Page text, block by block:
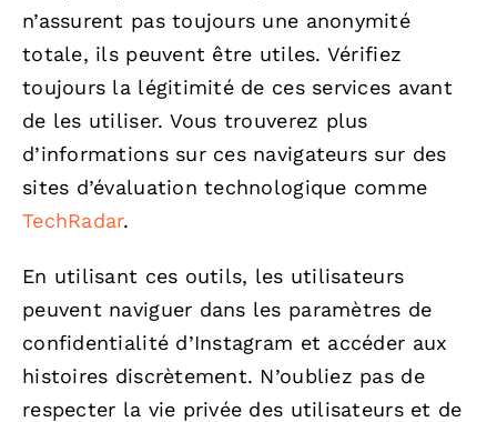
n’assurent pas toujours une anonymité
totale, ils peuvent être utiles. Vérifiez
toujours la légitimité de ces services avant
de les utiliser. Vous trouverez plus
d’informations sur ces navigateurs sur des
sites d’évaluation technologique comme
TechRadar.
En utilisant ces outils, les utilisateurs
peuvent naviguer dans les paramètres de
confidentialité d’Instagram et accéder aux
histoires discrètement. N’oubliez pas de
respecter la vie privée des utilisateurs et de